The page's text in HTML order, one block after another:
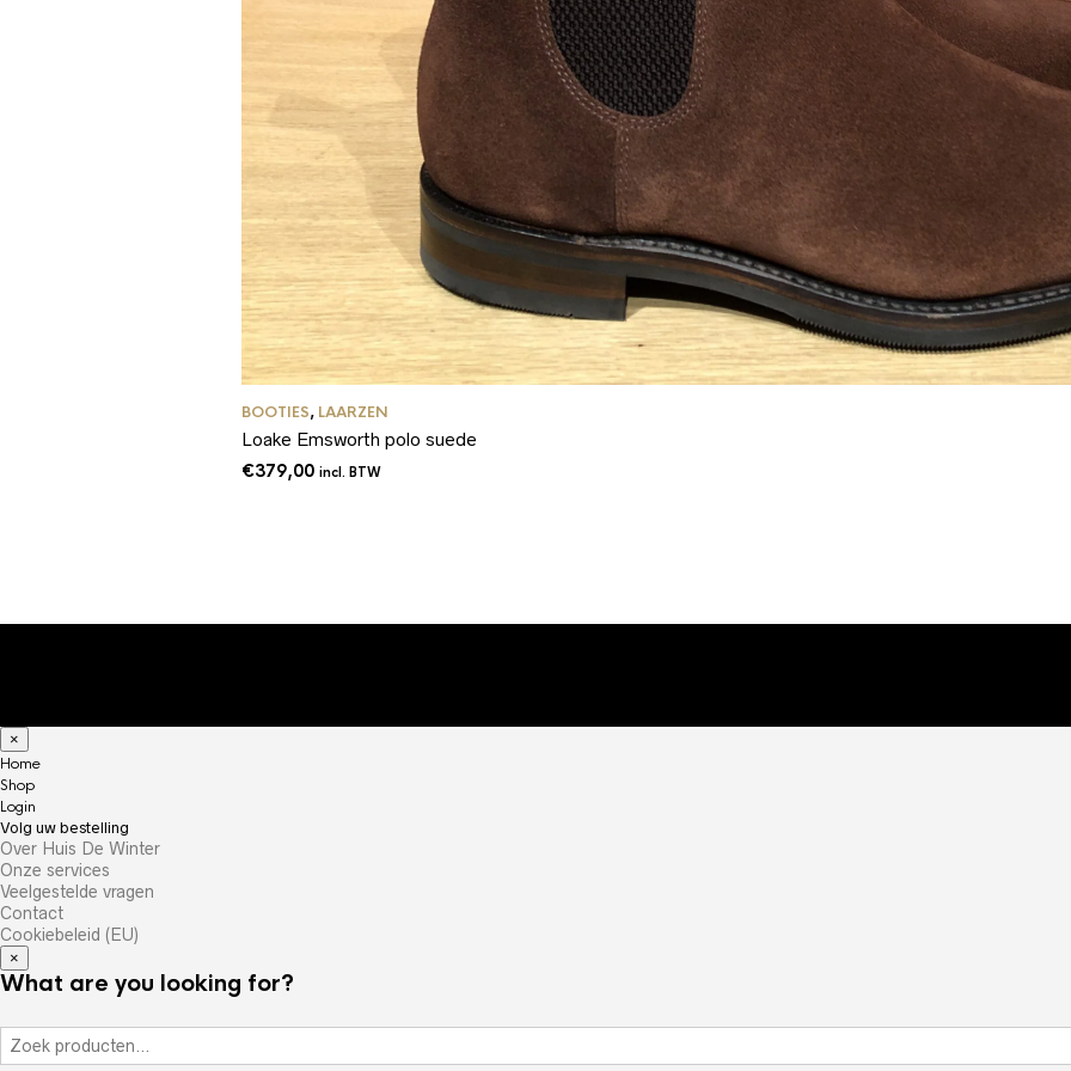
BOOTIES, LAARZEN
Loake Emsworth polo suede
€379,00 incl. BTW
×
Home
Shop
Login
Volg uw bestelling
Over Huis De Winter
Onze services
Veelgestelde vragen
Contact
Cookiebeleid (EU)
×
What are you looking for?